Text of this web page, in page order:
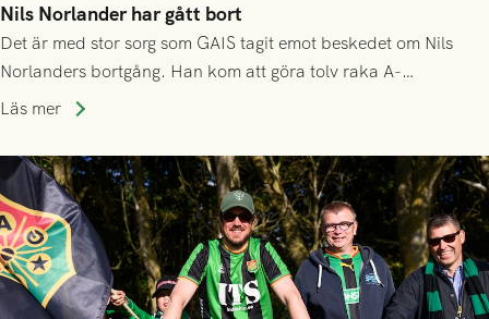
Nils Norlander har gått bort
Det är med stor sorg som GAIS tagit emot beskedet om Nils
Norlanders bortgång. Han kom att göra tolv raka A-
lagssäsonger i Grönsvart och är en av få spelare som i GAIS
Läs mer